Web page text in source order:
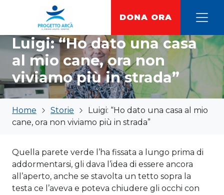
Vai al contenuto
Progetto Arca
DONA ORA
Luigi: “Ho dato una casa
al mio cane, ora non
viviamo più in strada”
Home Storie
Luigi: “Ho dato una casa al mio
cane, ora non viviamo più in strada”
Quella parete verde l’ha fissata a lungo prima di
addormentarsi, gli dava l’idea di essere ancora
all’aperto, anche se stavolta un tetto sopra la
testa ce l’aveva e poteva chiudere gli occhi con